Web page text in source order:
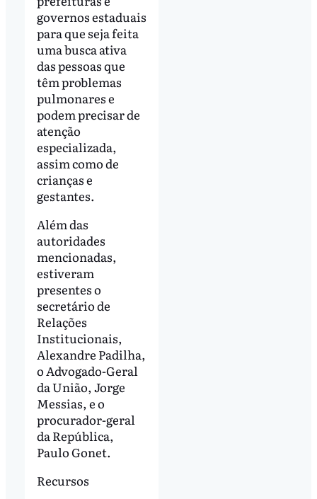
governos estaduais
para que seja feita
uma busca ativa
das pessoas que
têm problemas
pulmonares e
podem precisar de
atenção
especializada,
assim como de
crianças e
gestantes.
Além das
autoridades
mencionadas,
estiveram
presentes o
secretário de
Relações
Institucionais,
Alexandre Padilha,
o Advogado-Geral
da União, Jorge
Messias, e o
procurador-geral
da República,
Paulo Gonet.
Recursos